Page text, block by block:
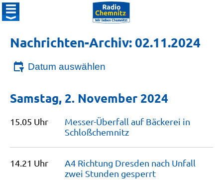
Nachrichten-Archiv: 02.11.2024
Datum auswählen
Samstag, 2. November 2024
15.05 Uhr
Messer-Überfall auf Bäckerei in
Schloßchemnitz
14.21 Uhr
A4 Richtung Dresden nach Unfall
zwei Stunden gesperrt